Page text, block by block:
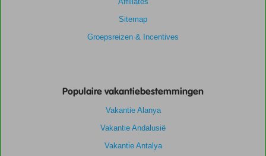
Sitemap
Groepsreizen & Incentives
Populaire vakantiebestemmingen
Vakantie Alanya
Vakantie Andalusië
Vakantie Antalya